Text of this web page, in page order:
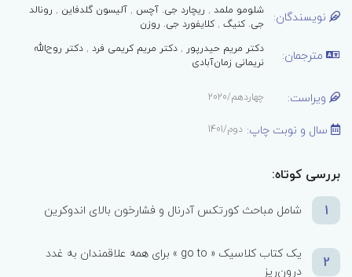
نویسندگان: شلومو ملمد , ریچارد جی. آچس ,آلیسون گلدفاین , رونالد
جی. کنیگ ,کلایفورد جی. روزن
مترجمان: دکتر مریم حیدرپور ,دکتر مریم کریمی فرد ,دکتر روح‌الله
نریمانی زمان‌آبادی
ویراست: چهاردهم/2020
سال و نوبت چاپ: دوم/1401
بررسی کوتاه:
1
شامل مباحث کورتکس آدرنال و فشارخون بالای اندوکرین
2
یک کتاب کلاسیک « go to » برای همه علاقمندان به غدد
درون‌ریز